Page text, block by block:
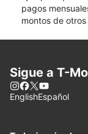
pagos
montos de